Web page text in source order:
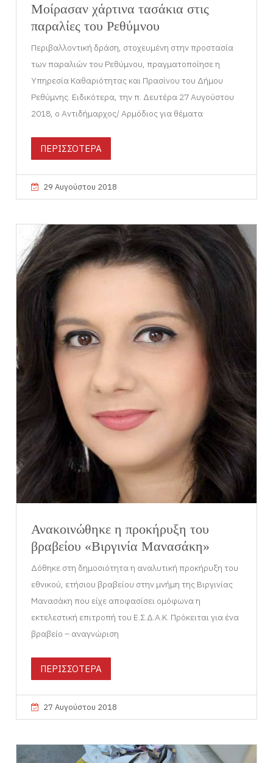
Μοίρασαν χάρτινα τασάκια στις
παραλίες του Ρεθύμνου
Περιβαλλοντική δράση, στοχευμένη στην προστασία
των παραλιών του Ρεθύμνου, πραγματοποίησε η
Υπηρεσία Καθαριότητας και Πρασίνου του Δήμου
Ρεθύμνης. Ειδικότερα, την π. Δευτέρα 27 Αυγούστου
2018, ο Αντιδήμαρχος/ Αρμόδιος για θέματα
ΠΕΡΙΣΣΟΤΕΡΑ
29 Αυγούστου 2018
Ανακοινώθηκε η προκήρυξη του
βραβείου «Βιργινία Μανασάκη»
Δόθηκε στη δημοσιότητα η αναλυτική προκήρυξη του
εθνικού, ετήσιου βραβείου στην μνήμη της Βιργινίας
Μανασάκη που είχε αποφασίσει ομόφωνα η
εκτελεστική επιτροπή του Ε.Σ.Δ.Α.Κ. Πρόκειται για ένα
βραβείο – αναγνώριση
ΠΕΡΙΣΣΟΤΕΡΑ
27 Αυγούστου 2018